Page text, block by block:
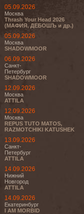
05.09.2026
Москва
Thrash Your Head 2026
(МАФИЯ, ДЕБОШЪ и др.)
05.09.2026
Москва
SHADOWMOOR
06.09.2026
Санкт-
Петербург
SHADOWMOOR
12.09.2026
Москва
ATTILA
12.09.2026
Москва
REPUS TUTO MATOS,
RAZMOTCHIKI KATUSHEK
13.09.2026
Санкт-
Петербург
ATTILA
14.09.2026
Нижний
Новгород
ATTILA
14.09.2026
Екатеринбург
I AM MORBID